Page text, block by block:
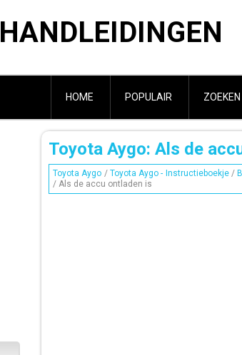
HANDLEIDINGEN
HOME POPULAIR ZOEKEN
Toyota Aygo: Als de
Toyota Aygo / Toyota Aygo - Instructieboekje/
/ Als de accu ontladen is